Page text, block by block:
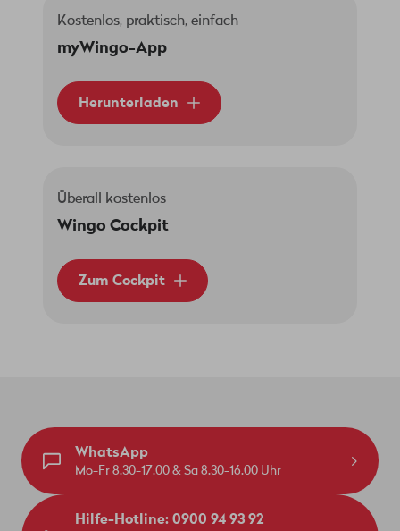
Kostenlos, praktisch, einfach
myWingo-App
Herunterladen
Überall kostenlos
Wingo Cockpit
Zum Cockpit
WhatsApp
Mo-Fr 8.30-17.00 & Sa 8.30-16.00 Uhr
Hilfe-Hotline: 0900 94 93 92